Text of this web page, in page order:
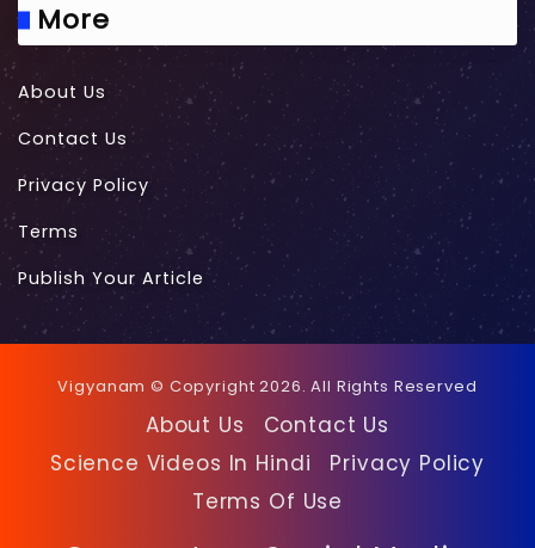
More
About Us
Contact Us
Privacy Policy
Terms
Publish Your Article
Vigyanam © Copyright 2026. All Rights Reserved
About Us
Contact Us
Science Videos In Hindi
Privacy Policy
Terms Of Use